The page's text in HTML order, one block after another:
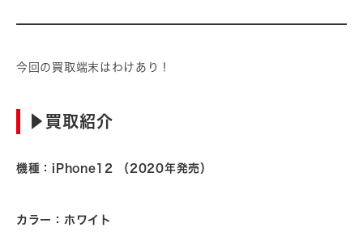
今回の買取端末はわけあり！
▶︎買取紹介
機種：iPhone12 （2020年発売）
カラー：ホワイト